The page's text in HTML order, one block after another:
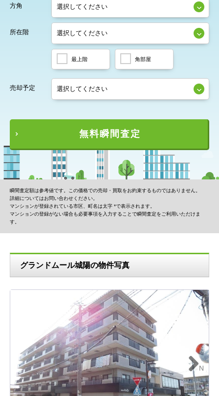
方角
所在階
最上階 角部屋
売却予定
無料瞬間査定
瞬間査定額は参考値です。この価格での売却・買取をお約束するものではありません。
詳細についてはお問い合わせください。
マンションが登録されている市区、町名は太字 *で表示されます。
マンションの登録がない場合も必要事項を入力することで瞬間査定をご利用いただけま
す。
グランドムール城陽の物件写真
N
ext